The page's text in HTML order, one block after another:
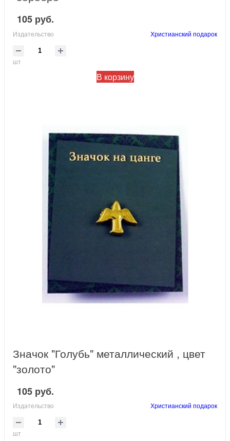
105 руб.
Издательство Христианский подарок
шт
В корзину
Значок "Голубь" металлический , цвет
"золото"
105 руб.
Издательство Христианский подарок
шт